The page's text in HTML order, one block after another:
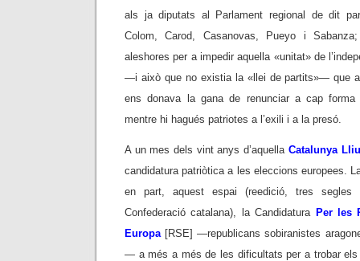
als ja diputats al Parlament regional de dit
Colom, Carod, Casanovas, Pueyo i
aleshores per a impedir aquella «unitat» de
—i això que no existia la «llei de partits»— que a
ens donava la gana de renunciar a cap
mentre hi hagués patriotes a l’exili i a la presó.
A un mes dels vint anys d’aquella Catalunya
candidatura patriòtica a les eleccions europees.
en part, aquest espai (reedició, tres segles
Confederació catalana), la Candidatura Per les
Europa[RSE] —republicans sobiranistes
— a més a més de les dificultats per a trobar